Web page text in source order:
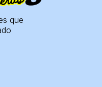
que